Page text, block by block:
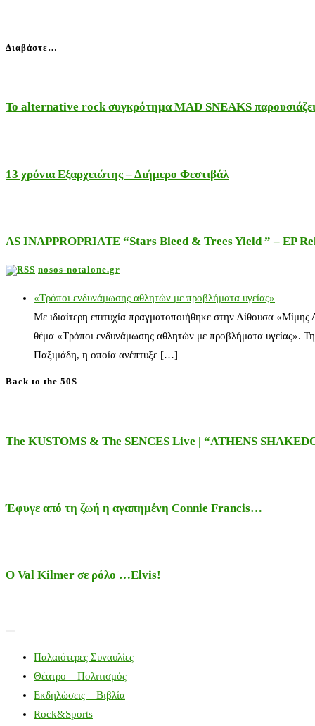
Διαβάστε…
Το alternative rock συγκρότημα MAD SNEAKS
13 χρόνια Εξαρχειώτης – Διήμερο Φεστιβάλ
AS INAPPROPRIATE “Stars Bleed & Trees Yield ” – EP
nosos-notalone.gr
«Τρόποι ενδυνάμωσης αθλητών με προβλήματα υγείας»
Με ιδιαίτερη επιτυχία πραγματοποιήθηκε στην Αίθουσα
θέμα «Τρόποι ενδυνάμωσης αθλητών με προβλήματα υγείας».
Παξιμάδη, η οποία ανέπτυξε […]
Back to the 50S
The KUSTOMS & The SENCES Live | “ATHENS
Έφυγε από τη ζωή η αγαπημένη Connie Francis…
Ο Val Kilmer σε ρόλο …Elvis!
Παλαιότερες Συναυλίες
Θέατρο – Πολιτισμός
Εκδηλώσεις – Βιβλία
Rock&Sports